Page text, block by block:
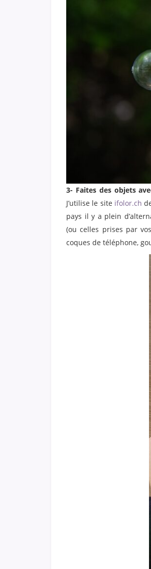
3- Faites des objets
J’utilise le site ifolor.ch
pays il y a plein
(ou celles prises par
coques de téléphone,